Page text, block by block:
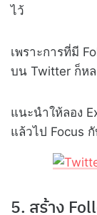
ไว้
เพราะการที่มี
บน Twitter ก็ห
แนะนำให้ลอง
แล้วไป Focus
5. สร้าง